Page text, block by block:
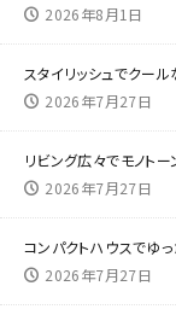
2026年8月1日
スタイリッシュでクール
2026年7月27日
リビング広々でモノト
2026年7月27日
コンパクトハウスでゆっ
2026年7月27日